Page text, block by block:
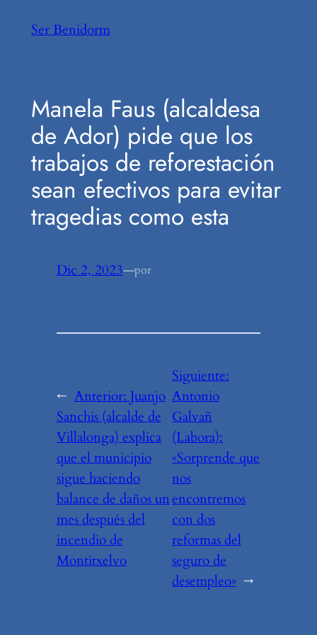
Ser Benidorm
Manela Faus (alcaldesa
de Ador) pide que los
trabajos de reforestación
sean efectivos para evitar
tragedias como esta
Dic 2, 2023—por
← Anterior: Juanjo
Sanchis (alcalde de
Villalonga) explica
que el municipio
sigue haciendo
balance de daños un
mes después del
incendio de
Montitxelvo
Siguiente:
Antonio
Galvañ
(Labora):
«Sorprende que
nos
encontremos
con dos
reformas del
seguro de
desempleo» →